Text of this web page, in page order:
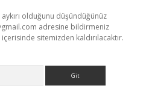
olduğunu düşündüğünüz
adresine bildirmeniz
sitemizden kaldırılacaktır.